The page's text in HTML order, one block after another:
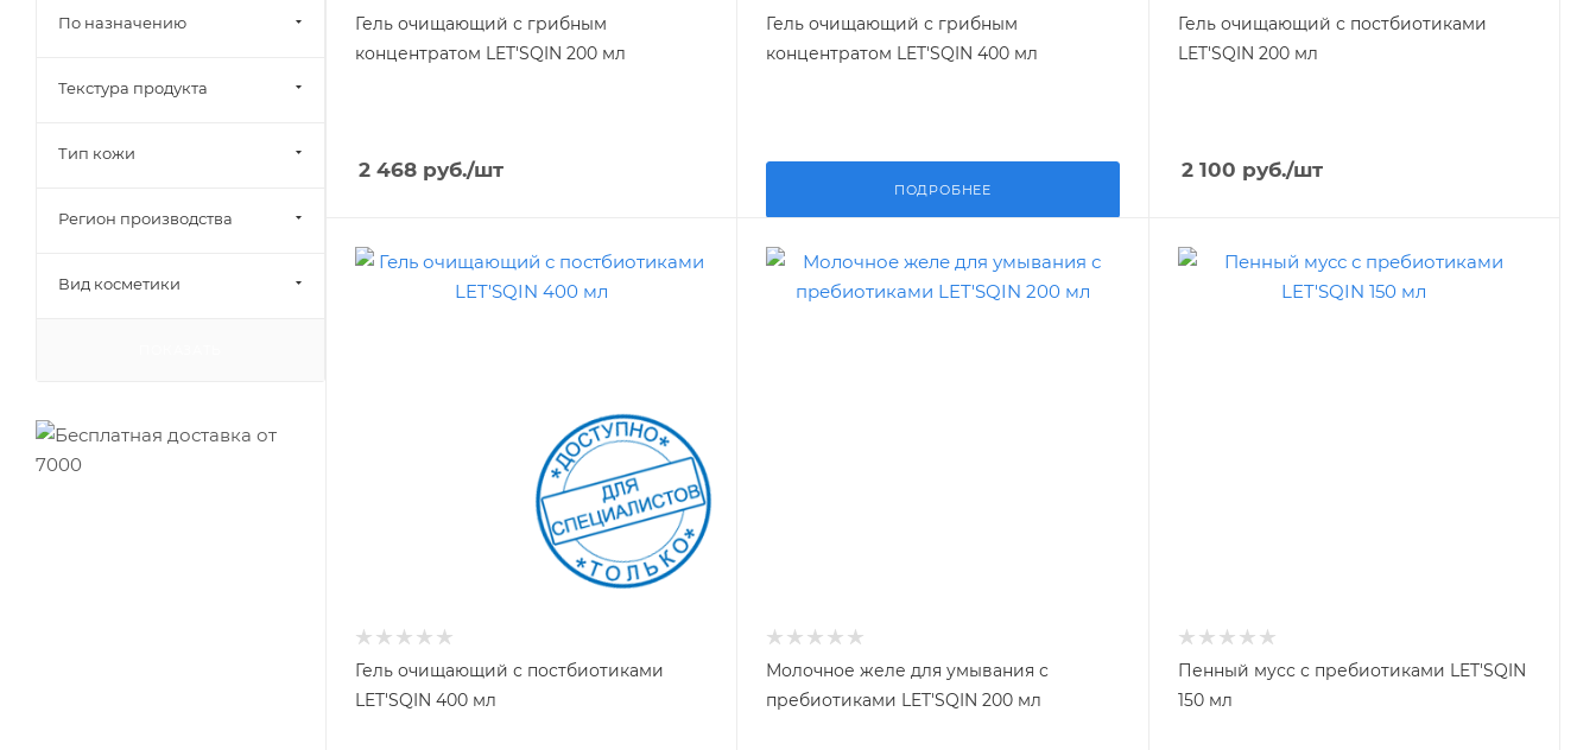
Гель очищающий с грибным
концентратом LET'SQIN 200 мл
2 468 руб./шт
Гель очищающий с грибным
концентратом LET'SQIN 400 мл
ПОДРОБНЕЕ
Гель очищающий с постбиотиками
LET'SQIN 200 мл
2 100 руб./шт
Гель очищающий с постбиотиками
LET'SQIN 400 мл
Молочное желе для умывания с
пребиотиками LET'SQIN 200 мл
Пенный мусс с пребиотиками LET'SQIN
150 мл
По назначению
Текстура продукта
Тип кожи
Регион производства
Вид косметики